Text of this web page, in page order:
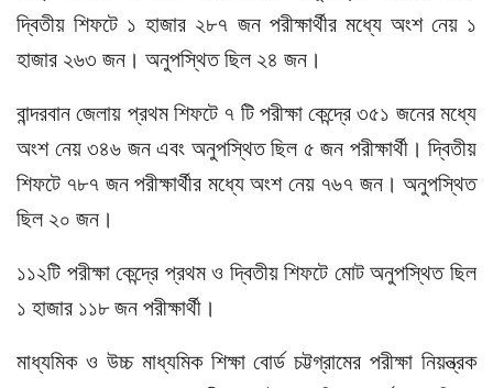
দ্বিতীয় শিফটে ১ হাজার ২৮৭ জন পরীক্ষার্থীর মধ্যে অংশ নেয় ১
হাজার ২৬৩ জন। অনুপস্থিত ছিল ২৪ জন।
বান্দরবান জেলায় প্রথম শিফটে ৭ টি পরীক্ষা কেন্দ্রে ৩৫১ জনের মধ্যে
অংশ নেয় ৩৪৬ জন এবং অনুপস্থিত ছিল ৫ জন পরীক্ষার্থী। দ্বিতীয়
শিফটে ৭৮৭ জন পরীক্ষার্থীর মধ্যে অংশ নেয় ৭৬৭ জন। অনুপস্থিত
ছিল ২০ জন।
১১২টি পরীক্ষা কেন্দ্রে প্রথম ও দ্বিতীয় শিফটে মোট অনুপস্থিত ছিল
১ হাজার ১১৮ জন পরীক্ষার্থী।
মাধ্যমিক ও উচ্চ মাধ্যমিক শিক্ষা বোর্ড চট্টগ্রামের পরীক্ষা নিয়ন্ত্রক